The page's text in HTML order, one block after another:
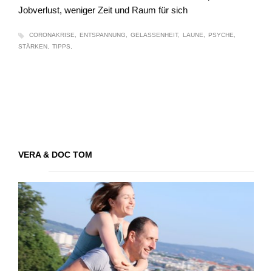
Jobverlust, weniger Zeit und Raum für sich
CORONAKRISE ENTSPANNUNG GELASSENHEIT LAUNE
PSYCHE
STÄRKEN
TIPPS
VERA & DOC TOM